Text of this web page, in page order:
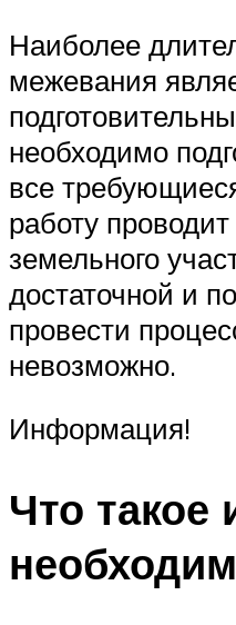
Наиболее
межевания
необходимо
все
работу
земельного
достаточной и
провести
невозможно.
Информация!
Что такое